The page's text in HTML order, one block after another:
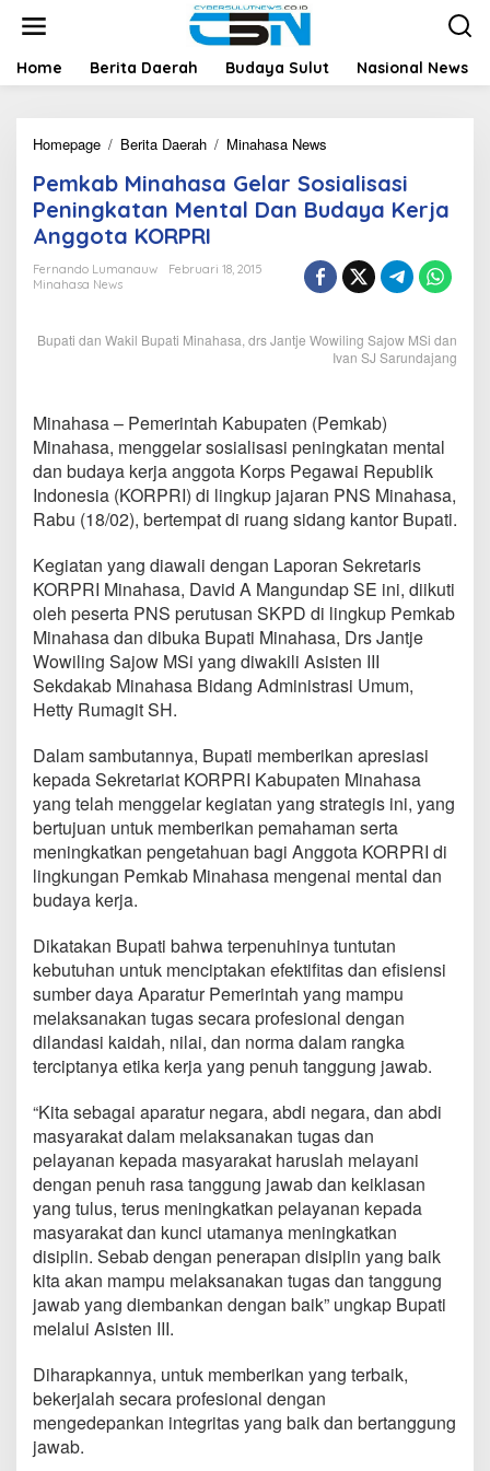
t
Home Berita Daerah Budaya Sulut Nasional News
Homepage / Berita Daerah / Minahasa News
m
k
a
M
h
a
G
e
l
a
r
S
s
i
a
i
s
a
s
e
n
i
n
g
k
a
M
e
n
t
a
l
D
n
B
u
d
a
y
a
K
e
r
j
g
o
Pemkab Minahasa Gelar Sosialisasi
Peningkatan Mental Dan Budaya Kerja
Anggota KORPRI
Fernando Lumanauw
Februari 18, 2015
Minahasa News
Bupati dan Wakil Bupati Minahasa, drs Jantje Wowiling Sajow MSi dan
Ivan SJ Sarundajang
Minahasa – Pemerintah Kabupaten (Pemkab)
Minahasa, menggelar sosialisasi peningkatan mental
dan budaya kerja anggota Korps Pegawai Republik
Indonesia (KORPRI) di lingkup jajaran PNS Minahasa,
Rabu (18/02), bertempat di ruang sidang kantor Bupati.
Kegiatan yang diawali dengan Laporan Sekretaris
KORPRI Minahasa, David A Mangundap SE ini, diikuti
oleh peserta PNS perutusan SKPD di lingkup Pemkab
Minahasa dan dibuka Bupati Minahasa, Drs Jantje
Wowiling Sajow MSi yang diwakili Asisten III
Sekdakab Minahasa Bidang Administrasi Umum,
Hetty Rumagit SH.
Dalam sambutannya, Bupati memberikan apresiasi
kepada Sekretariat KORPRI Kabupaten Minahasa
yang telah menggelar kegiatan yang strategis ini, yang
bertujuan untuk memberikan pemahaman serta
meningkatkan pengetahuan bagi Anggota KORPRI di
lingkungan Pemkab Minahasa mengenai mental dan
budaya kerja.
Dikatakan Bupati bahwa terpenuhinya tuntutan
kebutuhan untuk menciptakan efektifitas dan efisiensi
sumber daya Aparatur Pemerintah yang mampu
melaksanakan tugas secara profesional dengan
dilandasi kaidah, nilai, dan norma dalam rangka
terciptanya etika kerja yang penuh tanggung jawab.
“Kita sebagai aparatur negara, abdi negara, dan abdi
masyarakat dalam melaksanakan tugas dan
pelayanan kepada masyarakat haruslah melayani
dengan penuh rasa tanggung jawab dan keiklasan
yang tulus, terus meningkatkan pelayanan kepada
masyarakat dan kunci utamanya meningkatkan
disiplin. Sebab dengan penerapan disiplin yang baik
kita akan mampu melaksanakan tugas dan tanggung
jawab yang diembankan dengan baik” ungkap Bupati
melalui Asisten III.
Diharapkannya, untuk memberikan yang terbaik,
bekerjalah secara profesional dengan
mengedepankan integritas yang baik dan bertanggung
jawab.